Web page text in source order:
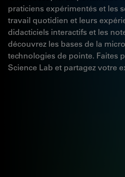
praticiens expérimentés et les
travail quotidien et leurs
didacticiels interactifs et les
découvrez les bases de la
technologies de pointe. Faites
Science Lab et partagez votre